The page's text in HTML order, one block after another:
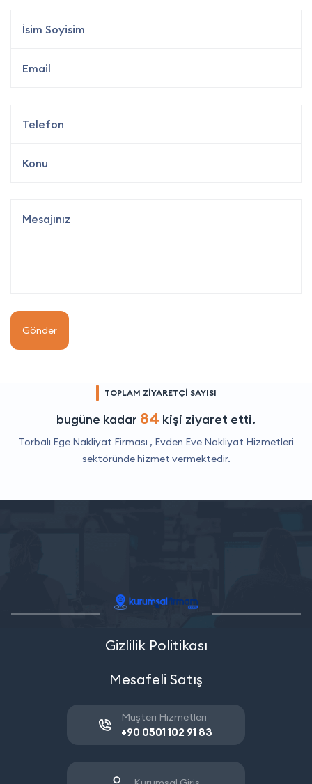
Gönder
TOPLAM ZİYARETÇİ SAYISI
bugüne kadar 84 kişi ziyaret etti.
Torbalı Ege Nakliyat Firması , Evden Eve Nakliyat Hizmetleri
sektöründe hizmet vermektedir.
Gizlilik Politikası
Mesafeli Satış
Müşteri Hizmetleri
+90 0501 102 91 83